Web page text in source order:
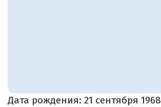
Дата рождения: 21 сентября 1968